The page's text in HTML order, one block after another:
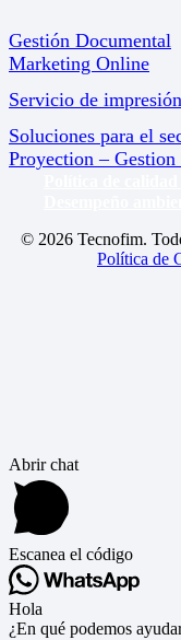
Gestión Documental
Marketing Online
Servicio de
Soluciones para el
Proyection –
© 2026 Tecnofim.
Política de
Abrir chat
Escanea el código
Hola
¿En qué podemos